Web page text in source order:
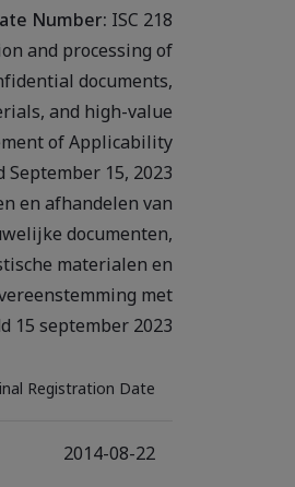
Number:ISC 218
and processing of
documents,
and high-value
of Applicability
15, 2023.
en afhandelen van
documenten,
materialen en
met
15 september 2023.
Registration Date
2014-08-22